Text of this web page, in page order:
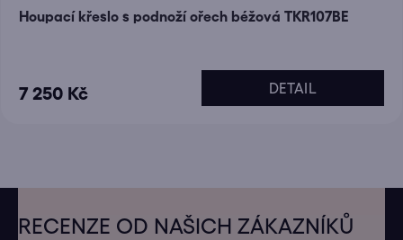
Houpací křeslo s podnoží ořech béžová TKR107BE
7 250 Kč DETAIL
RECENZE OD NAŠICH ZÁKAZNÍKŮ